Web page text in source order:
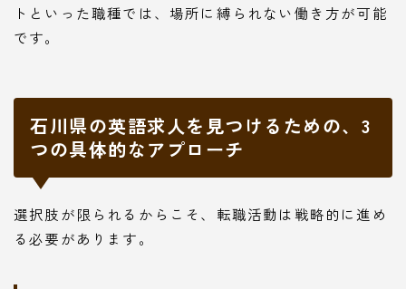
トといった職種では、場所に縛られない働き方が可能
です。
石川県の英語求人を見つけるための、3
つの具体的なアプローチ
選択肢が限られるからこそ、転職活動は戦略的に進め
る必要があります。